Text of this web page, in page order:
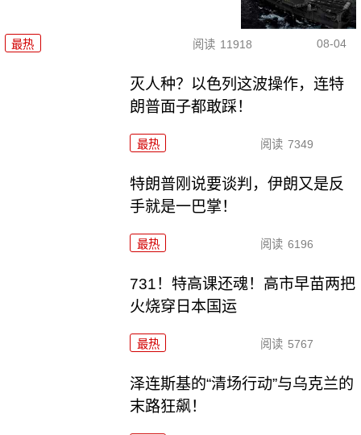
最热 阅读 11918 08-04
灭人种？以色列这波操作，连特
朗普面子都敢踩！
最热 阅读 7349
特朗普刚说要谈判，伊朗又是反
手就是一巴掌！
最热 阅读 6196
731！特高课还魂！高市早苗两把
火烧穿日本国运
最热 阅读 5767
泽连斯基的“清场行动”与乌克兰的
末路狂飙！